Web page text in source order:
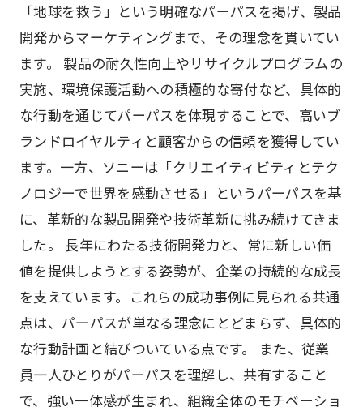
「地球を救う」という明確なパーパスを掲げ、製品
開発からマーケティングまで、その理念を貫いてい
ます。 製品の耐久性向上やリサイクルプログラムの
実施、環境保護活動への積極的な寄付など、具体的
な行動を通じてパーパスを体現することで、高いブ
ランドロイヤルティと顧客からの信頼を獲得してい
ます。一方、ソニーは「クリエイティビティとテク
ノロジーで世界を感動させる」というパーパスを基
に、革新的な製品開発や技術革新に挑み続けてきま
した。 長年にわたる技術開発力と、常に新しい価
値を提供しようとする姿勢が、企業の持続的な成長
を支えています。これらの成功事例に見られる共通
点は、パーパスが単なる理念にとどまらず、具体的
な行動計画と結びついている点です。 また、従業
員一人ひとりがパーパスを理解し、共有すること
で、強い一体感が生まれ、組織全体のモチベーショ